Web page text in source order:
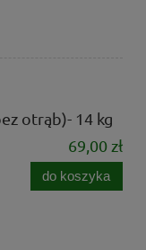
otrąb)- 14 kg
69,00 zł
do koszyka